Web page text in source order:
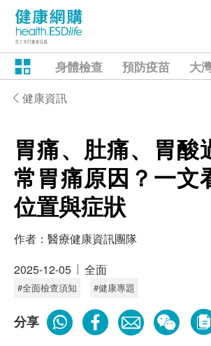
身體檢查 預防疫苗 大
健康資訊
胃痛、肚痛、胃酸
常胃痛原因？一文
位置與症狀
作者： 醫療健康資訊團隊
2025-12-05
全面
#全面檢查須知 #健康專題
分享